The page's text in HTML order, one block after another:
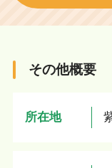
その他概要
所在地